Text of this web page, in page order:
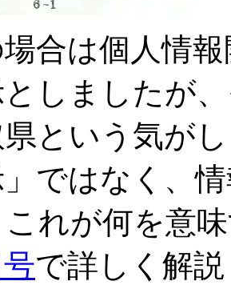
合は個人情
しましたが
という気が
ではなく、
れが何を意
で詳しく解